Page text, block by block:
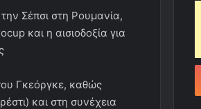
Σέπσι στη Ρουμανία,
και η αισιοδοξία για
Γκεόργκε, καθώς
και στη συνέχεια